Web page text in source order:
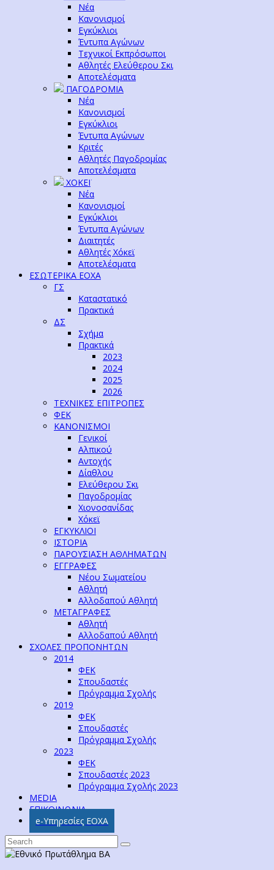
Νέα
Κανονισμοί
Εγκύκλιοι
Έντυπα Αγώνων
Τεχνικοί Εκπρόσωποι
Αθλητές Ελεύθερου Σκι
Αποτελέσματα
ΠΑΓΟΔΡΟΜΙΑ
Νέα
Κανονισμοί
Εγκύκλιοι
Έντυπα Αγώνων
Κριτές
Αθλητές Παγοδρομίας
Αποτελέσματα
ΧΟΚΕΪ
Νέα
Κανονισμοί
Εγκύκλιοι
Έντυπα Αγώνων
Διαιτητές
Αθλητές Χόκεϊ
Αποτελέσματα
ΕΣΩΤΕΡΙΚΑ ΕΟΧΑ
ΓΣ
Καταστατικό
Πρακτικά
ΔΣ
Σχήμα
Πρακτικά
2023
2024
2025
2026
ΤΕΧΝΙΚΕΣ ΕΠΙΤΡΟΠΕΣ
ΦΕΚ
ΚΑΝΟΝΙΣΜΟΙ
Γενικοί
Αλπικού
Αντοχής
Δίαθλου
Ελεύθερου Σκι
Παγοδρομίας
Χιονοσανίδας
Χόκεϊ
ΕΓΚΥΚΛΙΟΙ
ΙΣΤΟΡΙΑ
ΠΑΡΟΥΣΙΑΣΗ ΑΘΛΗΜΑΤΩΝ
ΕΓΓΡΑΦΕΣ
Νέου Σωματείου
Αθλητή
Αλλοδαπού Αθλητή
ΜΕΤΑΓΡΑΦΕΣ
Αθλητή
Αλλοδαπού Αθλητή
ΣΧΟΛΕΣ ΠΡΟΠΟΝΗΤΩΝ
2014
ΦΕΚ
Σπουδαστές
Πρόγραμμα Σχολής
2019
ΦΕΚ
Σπουδαστές
Πρόγραμμα Σχολής
2023
ΦΕΚ
Σπουδαστές 2023
Πρόγραμμα Σχολής 2023
MEDIA
ΕΠΙΚΟΙΝΩΝΙΑ
e-Υπηρεσίες ΕΟΧΑ